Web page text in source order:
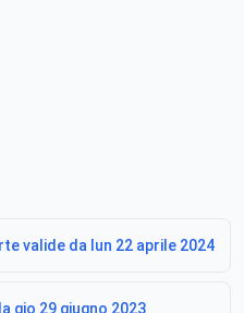
valide da lun 22 aprile 2024
gio 29 giugno 2023